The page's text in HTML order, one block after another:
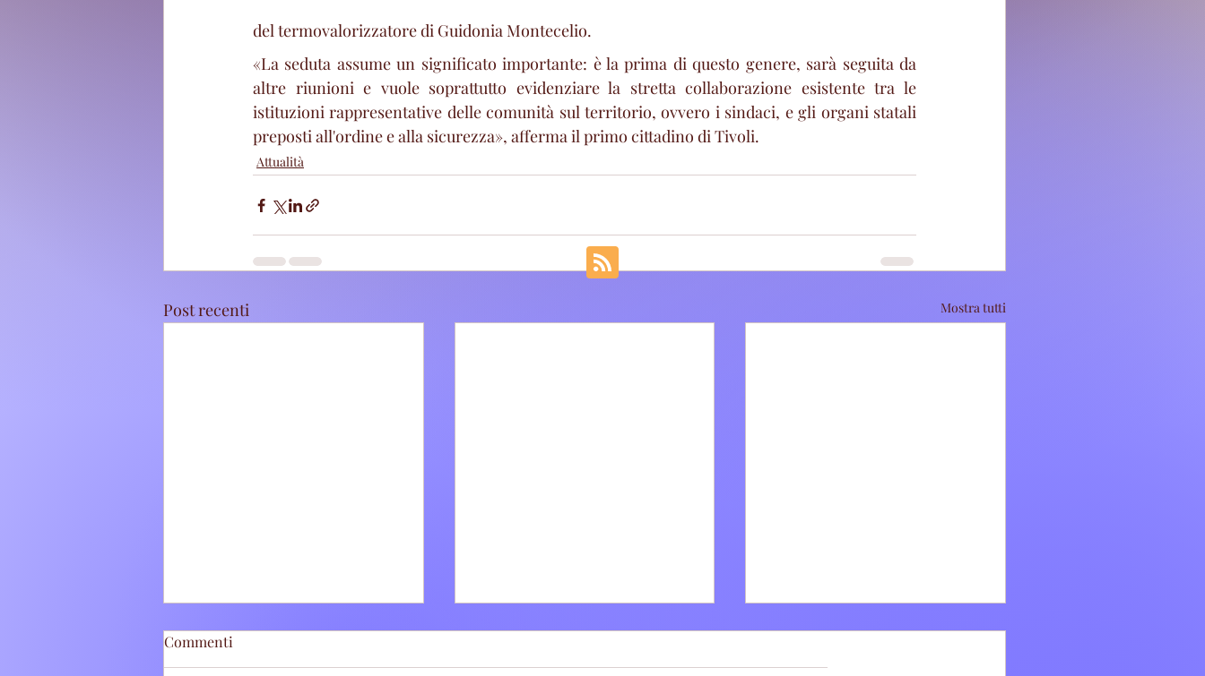
del termovalorizzatore di Guidonia Montecelio.
«La seduta assume un significato importante: è la prima di questo genere, sarà seguita da
altre riunioni e vuole soprattutto evidenziare la stretta collaborazione esistente tra le
istituzioni rappresentative delle comunità sul territorio, ovvero i sindaci, e gli organi statali
preposti all'ordine e alla sicurezza», afferma il primo cittadino di Tivoli.
Attualità
Post recenti Mostra tutti
Commenti